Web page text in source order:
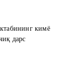
кимё
дарс